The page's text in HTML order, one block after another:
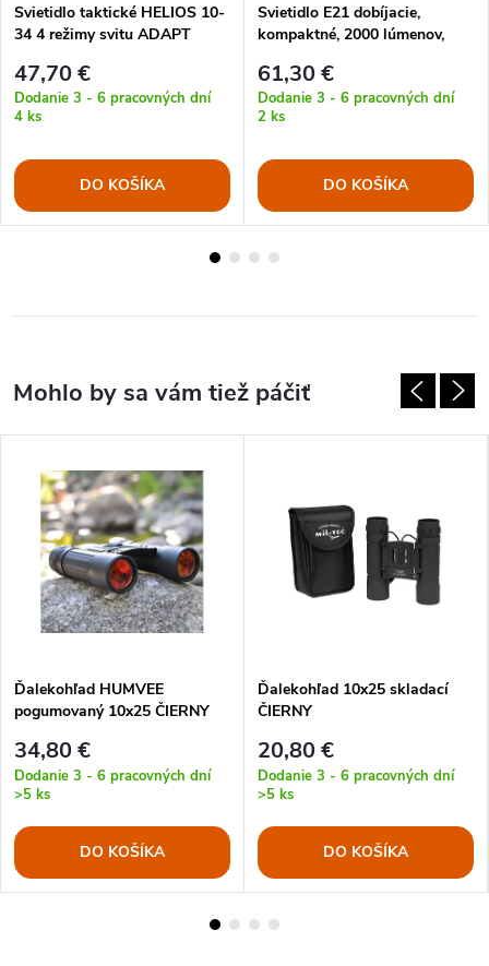
Svietidlo taktické HELIOS 10-
34 4 režimy svitu ADAPT
47,70 €
Dodanie 3 - 6 pracovných dní
4 ks
DO KOŠÍKA
Svietidlo E21 dobíjacie,
kompaktné, 2000 lúmenov,
61,30 €
Dodanie 3 - 6 pracovných dní
2 ks
DO KOŠÍKA
Ďalekohľad HUMVEE
pogumovaný 10x25 ČIERNY
34,80 €
Dodanie 3 - 6 pracovných dní
>5 ks
DO KOŠÍKA
Ďalekohľad 10x25 skladací
ČIERNY
20,80 €
Dodanie 3 - 6 pracovných dní
>5 ks
DO KOŠÍKA